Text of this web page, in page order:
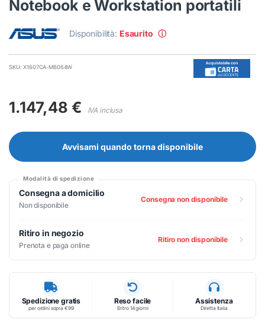
Notebook e Workstation portatili
Disponibilità: Esaurito ⓘ
SKU: X1607CA-MB064W
1.147,48 € IVA inclusa
Avvisami quando torna disponibile
Modalità di spedizione
Consegna a domicilio
Non disponibile
Consegna non disponibile
Ritiro in negozio
Prenota e paga online
Ritiro non disponibile
Spedizione gratis
per ordini sopra €99
Reso facile
Entro 14 giorni
Assistenza
Diretta Italia